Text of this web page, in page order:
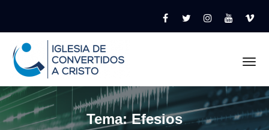
Tema: Efesios